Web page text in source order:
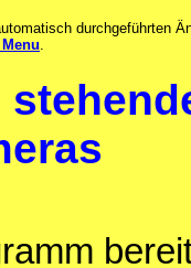
durchgeführten